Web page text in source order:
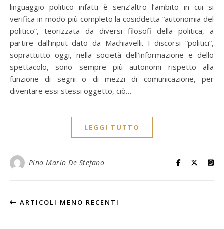
linguaggio politico infatti è senz’altro l’ambito in cui si
verifica in modo più completo la cosiddetta “autonomia del
politico”, teorizzata da diversi filosofi della politica, a
partire dall’input dato da Machiavelli. I discorsi “politici”,
soprattutto oggi, nella società dell’informazione e dello
spettacolo, sono sempre più autonomi rispetto alla
funzione di segni o di mezzi di comunicazione, per
diventare essi stessi oggetto, ciò…
LEGGI TUTTO
Pino Mario De Stefano
ARTICOLI MENO RECENTI